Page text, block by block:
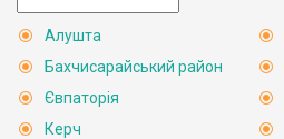
Алушта
Бахчисарайський район
Євпаторія
Керч